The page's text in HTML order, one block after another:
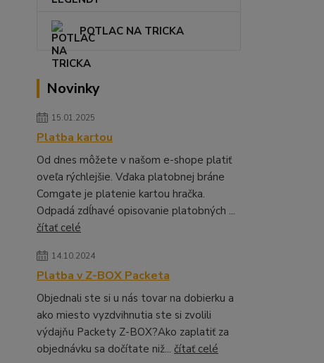
POTLAC NA TRICKA
Novinky
15.01.2025
Platba kartou
Od dnes môžete v našom e-shope platiť
oveľa rýchlejšie. Vďaka platobnej bráne
Comgate je platenie kartou hračka.
Odpadá zdĺhavé opisovanie platobných ...
čítať celé
14.10.2024
Platba v Z-BOX Packeta
Objednali ste si u nás tovar na dobierku a
ako miesto vyzdvihnutia ste si zvolili
výdajňu Packety Z-BOX?Ako zaplatiť za
objednávku sa dočítate niž... čítať celé